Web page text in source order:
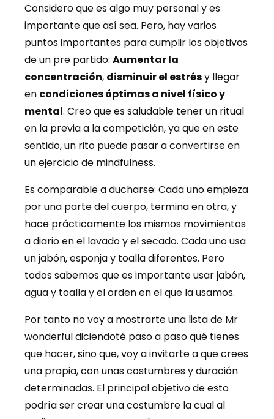
Considero que es algo muy personal y es
importante que así sea. Pero, hay varios
puntos importantes para cumplir los objetivos
de un pre partido: Aumentar la
concentración, disminuir el estrésy llegar
en condiciones óptimas a nivel físico y
mental. Creo que es saludable tener un ritual
en la previa a la competición, ya que en este
sentido, un rito puede pasar a convertirse en
un ejercicio de mindfulness.
Es comparable a ducharse: Cada uno empieza
por una parte del cuerpo, termina en otra, y
hace prácticamente los mismos movimientos
a diario en el lavado y el secado. Cada uno usa
un jabón, esponja y toalla diferentes. Pero
todos sabemos que es importante usar jabón,
agua y toalla y el orden en el que la usamos.
Por tanto no voy a mostrarte una lista de Mr
wonderful diciendoté paso a paso qué tienes
que hacer, sino que, voy a invitarte a que crees
una propia, con unas costumbres y duración
determinadas. El principal objetivo de esto
podría ser crear una costumbre la cual al